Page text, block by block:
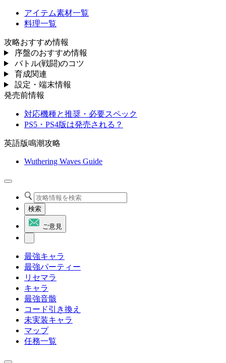
アイテム素材一覧
料理一覧
攻略おすすめ情報
序盤のおすすめ情報
バトル(戦闘)のコツ
育成関連
設定・端末情報
発売前情報
対応機種と推奨・必要スペック
PS5・PS4版は発売される？
英語版鳴潮攻略
Wuthering Waves Guide
検索
ご意見
最強キャラ
最強パーティー
リセマラ
キャラ
最強音骸
コード引き換え
未実装キャラ
マップ
任務一覧